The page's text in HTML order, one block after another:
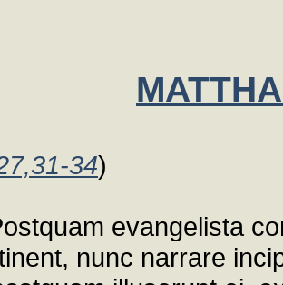
34)
evangelista
nunc narrare